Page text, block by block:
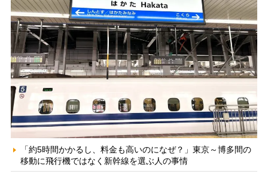
「約5時間かかるし、料金も高いのになぜ？」東京～博多間の
移動に飛行機ではなく新幹線を選ぶ人の事情